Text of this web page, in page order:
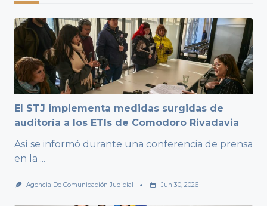
El STJ implementa medidas surgidas de
auditoría a los ETIs de Comodoro Rivadavia
Así se informó durante una conferencia de prensa
en la ...
Agencia De Comunicación Judicial Jun 30, 2026